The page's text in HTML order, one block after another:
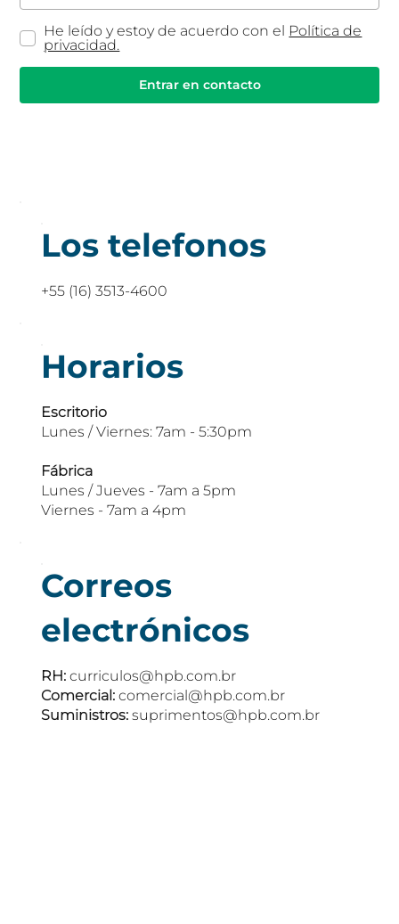
Entrar en contacto
He leído y estoy de acuerdo con el Política de
privacidad.
Los telefonos
+55 (16) 3513-4600
Horarios
Escritorio
Lunes / Viernes: 7am - 5:30pm
Fábrica
Lunes / Jueves - 7am a 5pm
Viernes - 7am a 4pm
Correos
electrónicos
RH:curriculos@hpb.com.br
Comercial:comercial@hpb.com.br
Suministros:suprimentos@hpb.com.br